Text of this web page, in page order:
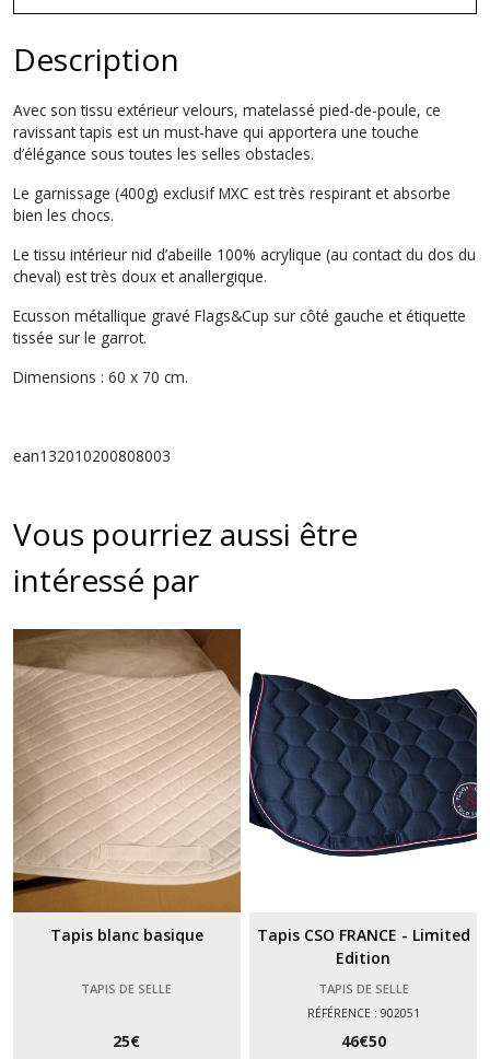
Description
Avec son tissu extérieur velours, matelassé pied-de-poule, ce
ravissant tapis est un must-have qui apportera une touche
d’élégance sous toutes les selles obstacles.
Le garnissage (400g) exclusif MXC est très respirant et absorbe
bien les chocs.
Le tissu intérieur nid d’abeille 100% acrylique (au contact du dos du
cheval) est très doux et anallergique.
Ecusson métallique gravé Flags&Cup sur côté gauche et étiquette
tissée sur le garrot.
Dimensions : 60 x 70 cm.
ean132010200808003
Vous pourriez aussi être
intéressé par
Tapis blanc basique
TAPIS DE SELLE
25€
Tapis CSO FRANCE - Limited
Edition
TAPIS DE SELLE
RÉFÉRENCE : 902051
46€50